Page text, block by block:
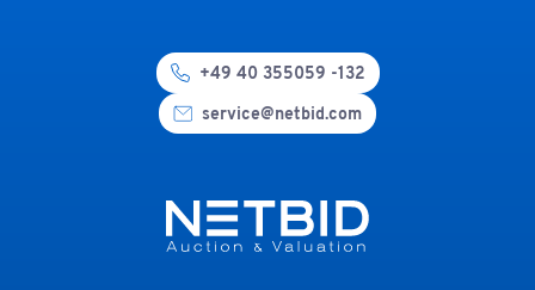
+49 40 355059 -132
service@netbid.com